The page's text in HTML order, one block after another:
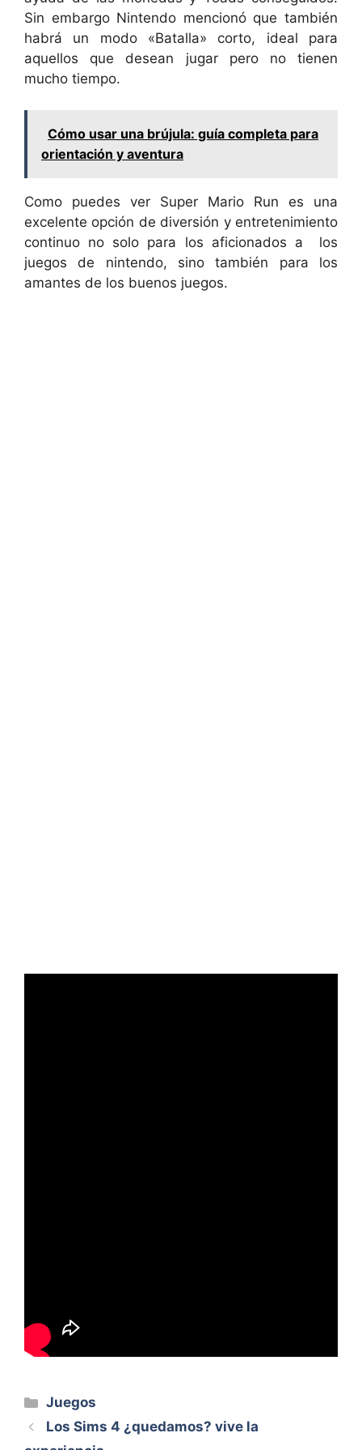
Sin embargo Nintendo mencionó que también
habrá un modo «Batalla» corto, ideal para
aquellos que desean jugar pero no tienen
mucho tiempo.
Cómo usar una brújula: guía completa para
orientación y aventura
Como puedes ver Super Mario Run es una
excelente opción de diversión y entretenimiento
continuo no solo para los aficionados a los
juegos de nintendo, sino también para los
amantes de los buenos juegos.
Categorías
Juegos
Los Sims 4 ¿quedamos? vive la